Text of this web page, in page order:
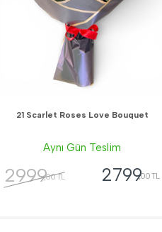
21 Scarlet Roses Love Bouquet
Aynı Gün Teslim
2999,00 TL 2799,00 TL